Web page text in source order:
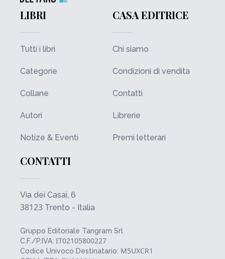
LIBRI
Tutti i libri
Categorie
Collane
Autori
Notize & Eventi
CASA EDITRICE
Chi siamo
Condizioni di vendita
Contatti
Librerie
Premi letterari
CONTATTI
Via dei Casai, 6
38123 Trento - Italia
Gruppo Editoriale Tangram Srl
C.F./P.IVA: IT02105800227
Codice Univoco Destinatario: M5UXCR1